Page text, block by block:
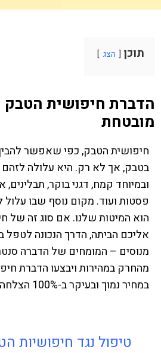
תוכן הצג
הדברת חיפושית
מובטחת
חיפושית הטבק, כפי שאפשר
בטבק, אך לא רק. היא עלולה לזהם
ובמיוחד קמח, דגני בוקר, תבלינים,
פסטות ועוד. מקום נוסף שבו
הוא המיטות שלנו. אם סוג זה של
אליכם הביתה, הדרך הנכונה לטפל
מנוסים – המומחים של הדברה
מהחרק במהירות ויבצעו הדברת
במחיר נמוך ובעיקר ב-100% הצלחה.